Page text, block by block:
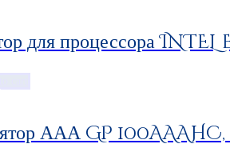
для процессора
ААА GP